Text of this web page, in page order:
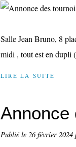
Salle Jean Bruno, 8
midi , tout est en dupli
LIRE LA SUITE
Annonce
Publié le 26 février 2024